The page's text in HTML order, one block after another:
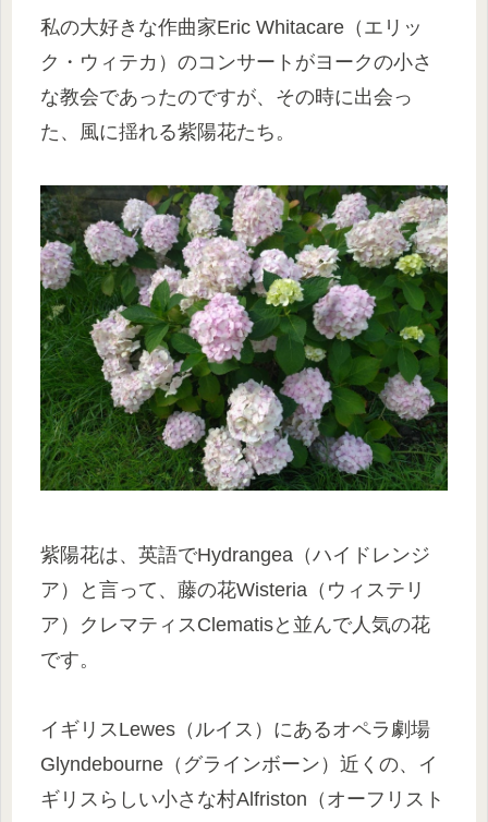
私の大好きな作曲家Eric Whitacare（エリッ
ク・ウィテカ）のコンサートがヨークの小さ
な教会であったのですが、その時に出会っ
た、風に揺れる紫陽花たち。
紫陽花は、英語でHydrangea（ハイドレンジ
ア）と言って、藤の花Wisteria（ウィステリ
ア）クレマティスClematisと並んで人気の花
です。
イギリスLewes（ルイス）にあるオペラ劇場
Glyndebourne（グラインボーン）近くの、イ
ギリスらしい小さな村Alfriston（オーフリスト